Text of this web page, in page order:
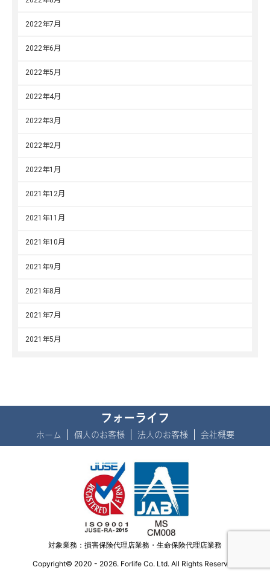
2022年7月
2022年6月
2022年5月
2022年4月
2022年3月
2022年2月
2022年1月
2021年12月
2021年11月
2021年10月
2021年9月
2021年8月
2021年7月
2021年5月
フォーライフ
ホーム 個人のお客様 法人のお客様 会社概要
対象業務：損害保険代理店業務・生命保険代理店業務
Copyright© 2020 - 2026. Forlife Co. Ltd. All Rights Reserved.